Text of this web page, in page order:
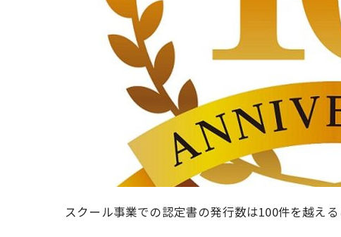
スクール事業での認定書の発行数は100件を越える